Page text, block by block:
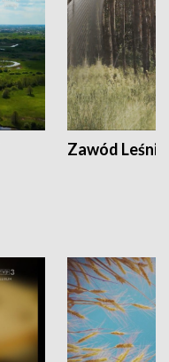
Zawód Leśnik